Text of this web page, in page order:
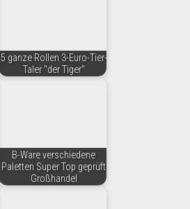
5 ganze Rollen 3-Euro-Tier-
Taler "der Tiger"
B-Ware verschiedene
Paletten Super Top geprüft
Großhandel